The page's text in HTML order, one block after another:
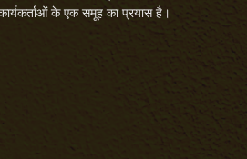
के एक समूह का प्रयास है।